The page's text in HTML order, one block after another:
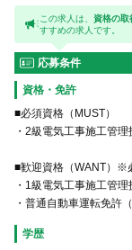
この求人は、資格の取
すすめの求人です。
応募条件
資格・免許
■必須資格（MUST）
・2級電気工事施工管理
■歓迎資格（WANT）※
・1級電気工事施工管理
・普通自動車運転免許
学歴